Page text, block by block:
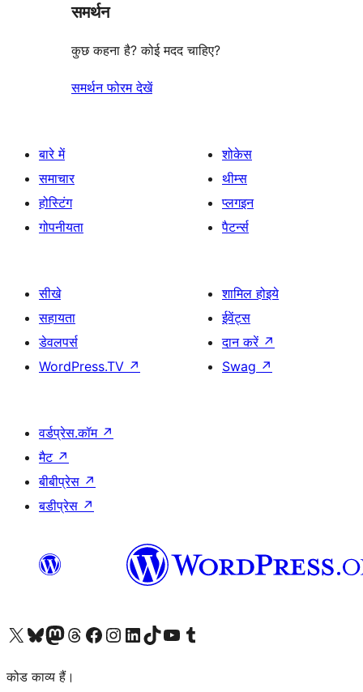
समर्थन
कुछ कहना है? कोई मदद चाहिए?
समर्थन फोरम देखें
बारे में
समाचार
होस्टिंग
गोपनीयता
शोकेस
थीम्स
प्लगइन
पैटर्न्स
सीखे
सहायता
डेवलपर्स
WordPress.TV ↗
शामिल होइये
ईवेंट्स
दान करें ↗
Swag ↗
वर्डप्रेस.कॉम ↗
मैट ↗
बीबीप्रेस ↗
बडीप्रेस ↗
Visit our X (formerly Twitter) account
हमारे बलुस्की खाते पर जाएँVisit our Mastodon account
हमारे थ्रेड्स अकाउंट पर जाएंहमारे फेसबुक पेज पर जाएँहमारे इंस्टाग्राम अकाउंट पर जाएंहमारे लिंक्डइन खाते पर जाएँहमारे टिकटॉक खाते पर जाएँहमारे यूट्यूब चैनल पर जाएंहमारे Tumblr खाते पर जाएँ
कोड काव्य हैं।